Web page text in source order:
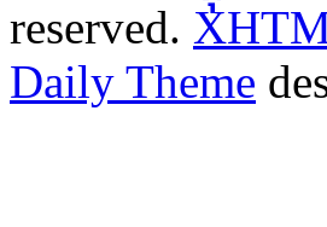
reserved.
Daily Theme